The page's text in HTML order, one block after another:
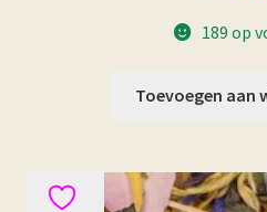
189 op
Toevoegen aan